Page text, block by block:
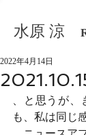
水原 涼
2022年4月14日
、と思うが
も、私は同じ